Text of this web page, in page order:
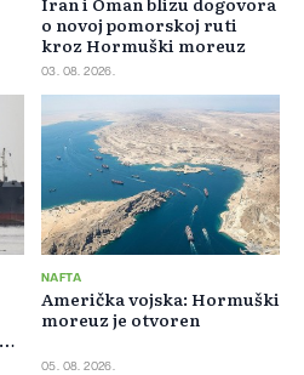
o novoj pomorskoj ruti
kroz Hormuški moreuz
03. 08. 2026.
NAFTA
Američka vojska: Hormuški
moreuz je otvoren
05. 08. 2026.